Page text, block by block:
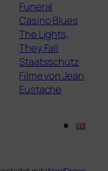
Funeral
Casino Blues
The Lights,
They Fall
Staatsschutz
Filme von Jean
Eustache